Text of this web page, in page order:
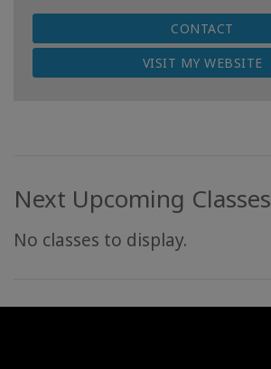
CONTACT
VISIT MY WEBSITE
Next Upcoming Classes
No classes to display.